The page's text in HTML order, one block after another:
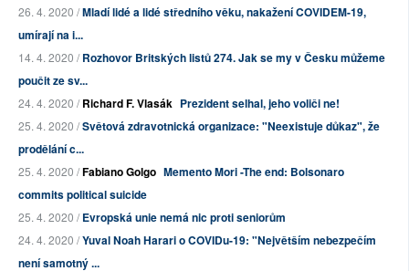
26. 4. 2020 /Mladí lidé a lidé středního věku, nakažení COVIDEM-19,
umírají na i...
14. 4. 2020 /Rozhovor Britských listů 274. Jak se my v Česku můžeme
poučit ze sv...
24. 4. 2020 /Richard F. Vlasák Prezident selhal, jeho voliči ne!
25. 4. 2020 /Světová zdravotnická organizace: "Neexistuje důkaz", že
prodělání c...
25. 4. 2020 /Fabiano Golgo Memento Mori -The end: Bolsonaro
commits political suicide
25. 4. 2020 /Evropská unie nemá nic proti seniorům
24. 4. 2020 /Yuval Noah Harari o COVIDu-19: "Největším nebezpečím
není samotný ...